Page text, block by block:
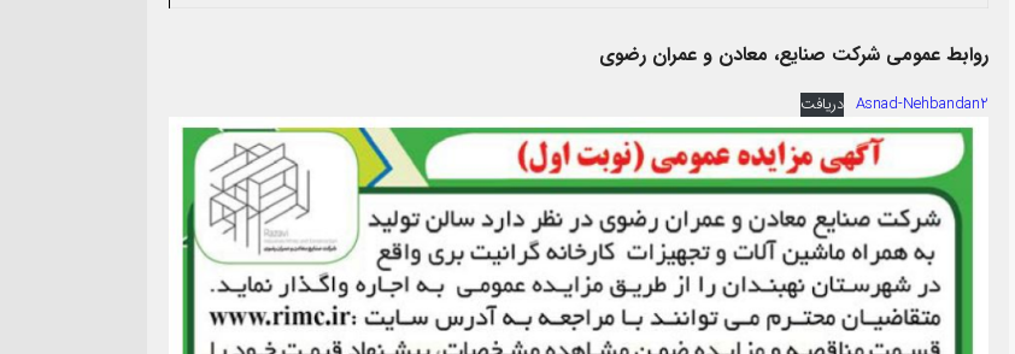
روابط عمومی شرکت صنایع، معادن و عمران رضوی
Asnad-Nehbandan2 دریافت
بدرقه آقای شهید فرارسیدن اربعین حسینی تسلیت باد. هکتاری اراضی حر در